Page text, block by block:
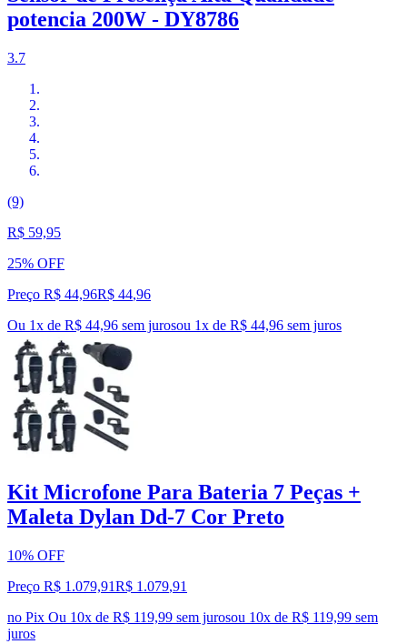
potencia 200W - DY8786
3.7
(9)
R$ 59,95
25% OFF
Preço R$ 44,96R$ 44,96
Ou 1x de R$ 44,96 sem jurosou 1x de R$ 44,96 sem juros
Kit Microfone Para Bateria 7 Peças +
Maleta Dylan Dd-7 Cor Preto
10% OFF
Preço R$ 1.079,91R$ 1.079,91
no Pix Ou 10x de R$ 119,99 sem jurosou 10x de R$ 119,99 sem
juros